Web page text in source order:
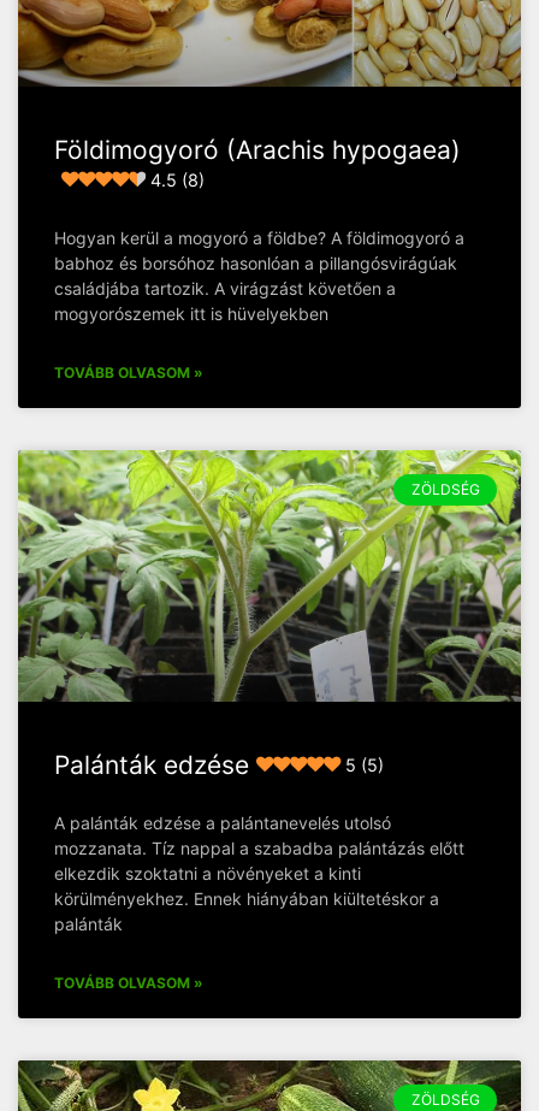
Földimogyoró (Arachis hypogaea)
4.5 (8)
Hogyan kerül a mogyoró a földbe? A földimogyoró a
babhoz és borsóhoz hasonlóan a pillangósvirágúak
családjába tartozik. A virágzást követően a
mogyorószemek itt is hüvelyekben
TOVÁBB OLVASOM »
ZÖLDSÉG
Palánták edzése 5 (5)
A palánták edzése a palántanevelés utolsó
mozzanata. Tíz nappal a szabadba palántázás előtt
elkezdik szoktatni a növényeket a kinti
körülményekhez. Ennek hiányában kiültetéskor a
palánták
TOVÁBB OLVASOM »
ZÖLDSÉG